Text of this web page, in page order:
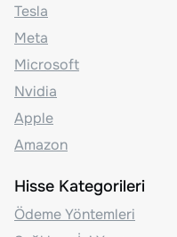
Tesla
Meta
Microsoft
Nvidia
Apple
Amazon
Hisse Kategorileri
Ödeme Yöntemleri